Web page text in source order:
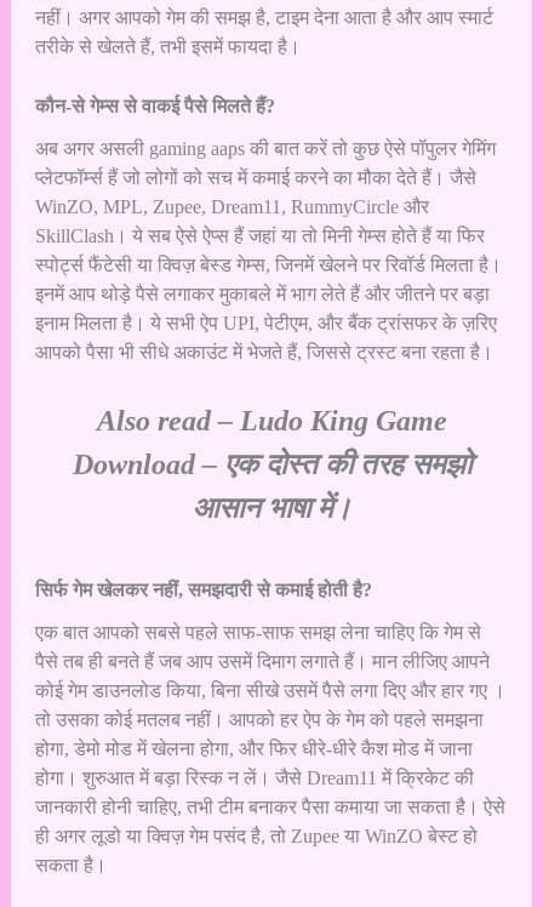
नहीं। अगर आपको गेम की समझ है, टाइम देना आता है और आप स्मार्ट
तरीके से खेलते हैं, तभी इसमें फायदा है।
कौन-से गेम्स से वाकई पैसे मिलते हैं?
अब अगर असली gaming aaps की बात करें तो कुछ ऐसे पॉपुलर गेमिंग
प्लेटफॉर्म्स हैं जो लोगों को सच में कमाई करने का मौका देते हैं। जैसे
WinZO, MPL, Zupee, Dream11, RummyCircle और
SkillClash। ये सब ऐसे ऐप्स हैं जहां या तो मिनी गेम्स होते हैं या फिर
स्पोर्ट्स फैंटेसी या क्विज़ बेस्ड गेम्स, जिनमें खेलने पर रिवॉर्ड मिलता है।
इनमें आप थोड़े पैसे लगाकर मुकाबले में भाग लेते हैं और जीतने पर बड़ा
इनाम मिलता है। ये सभी ऐप UPI, पेटीएम, और बैंक ट्रांसफर के ज़रिए
आपको पैसा भी सीधे अकाउंट में भेजते हैं, जिससे ट्रस्ट बना रहता है।
Also read – Ludo King Game
Download – एक दोस्त की तरह समझो
आसान भाषा में।
सिर्फ गेम खेलकर नहीं, समझदारी से कमाई होती है?
एक बात आपको सबसे पहले साफ-साफ समझ लेना चाहिए कि गेम से
पैसे तब ही बनते हैं जब आप उसमें दिमाग लगाते हैं। मान लीजिए आपने
कोई गेम डाउनलोड किया, बिना सीखे उसमें पैसे लगा दिए और हार गए ।
तो उसका कोई मतलब नहीं। आपको हर ऐप के गेम को पहले समझना
होगा, डेमो मोड में खेलना होगा, और फिर धीरे-धीरे कैश मोड में जाना
होगा। शुरुआत में बड़ा रिस्क न लें। जैसे Dream11 में क्रिकेट की
जानकारी होनी चाहिए, तभी टीम बनाकर पैसा कमाया जा सकता है। ऐसे
ही अगर लूडो या क्विज़ गेम पसंद है, तो Zupee या WinZO बेस्ट हो
सकता है।